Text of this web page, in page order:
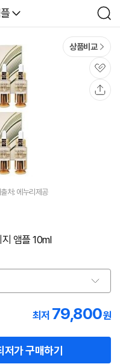
검
색
상품비교
관
심
처: 에누리제공
앰플 10ml
최저 79,800원
저가 구매하기